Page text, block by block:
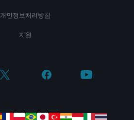
개인정보처리방침
지원